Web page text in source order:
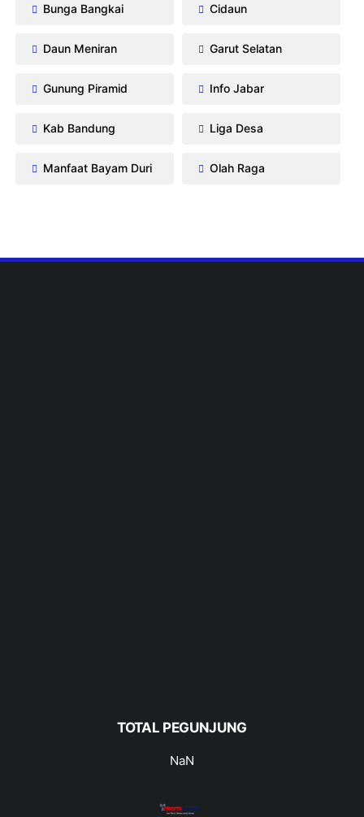
Bunga Bangkai Cidaun
Daun Meniran Garut Selatan
Gunung Piramid Info Jabar
Kab Bandung Liga Desa
Manfaat Bayam Duri Olah Raga
TOTAL PEGUNJUNG
NaN